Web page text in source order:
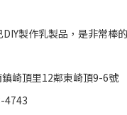
製作乳製品，是非常棒
崎頂里12鄰東崎頂9-6號
4743